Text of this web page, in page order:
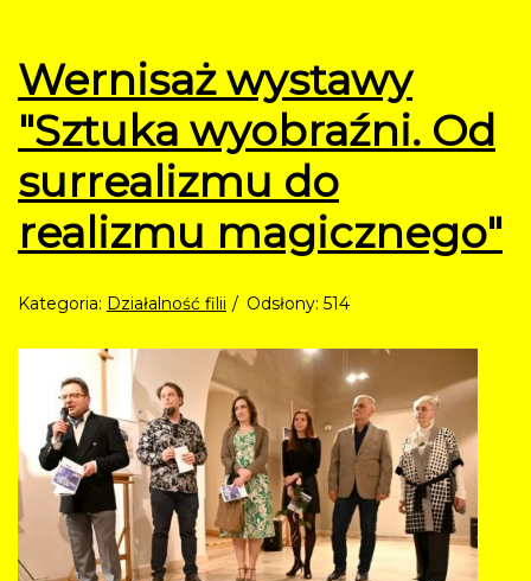
Wernisaż wystawy
"Sztuka wyobraźni. Od
surrealizmu do
realizmu magicznego"
Kategoria: Działalność filii Odsłony: 514